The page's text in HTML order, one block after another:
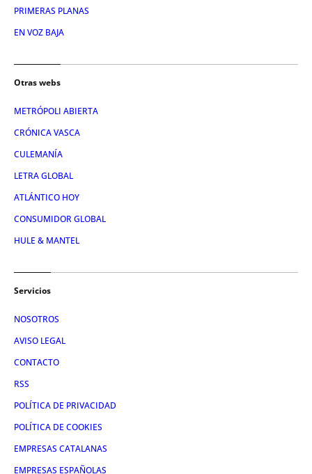
PRIMERAS PLANAS
EN VOZ BAJA
Otras webs
METRÓPOLI ABIERTA
CRÓNICA VASCA
CULEMANÍA
LETRA GLOBAL
ATLÁNTICO HOY
CONSUMIDOR GLOBAL
HULE & MANTEL
Servicios
NOSOTROS
AVISO LEGAL
CONTACTO
RSS
POLÍTICA DE PRIVACIDAD
POLÍTICA DE COOKIES
EMPRESAS CATALANAS
EMPRESAS ESPAÑOLAS